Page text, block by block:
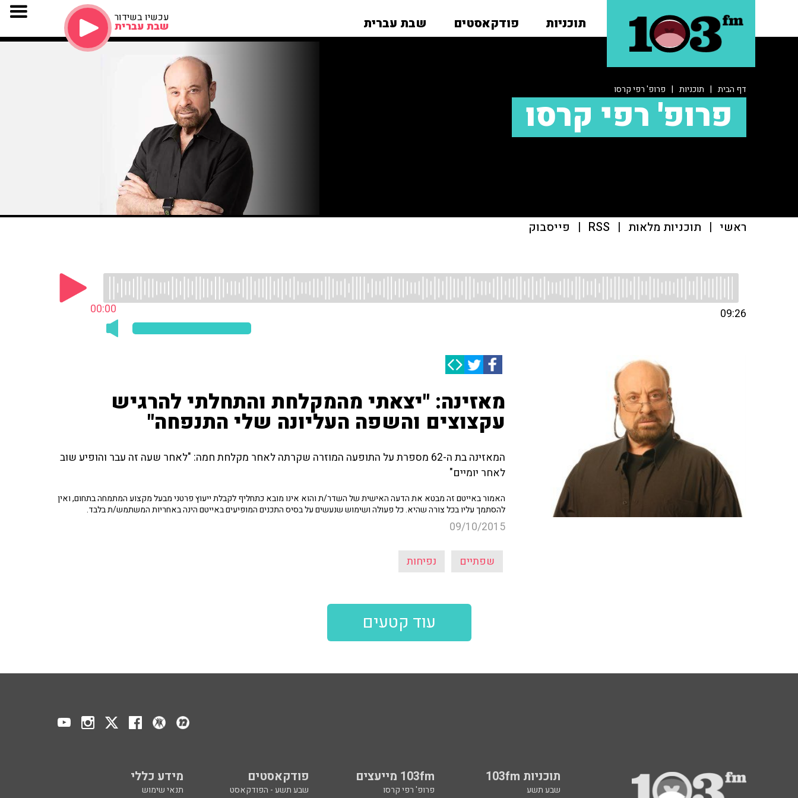
תוכניות פודקאסטים שבת עברית עכשיו בשידור
שבת עברית
דף הבית | תוכניות | פרופ' רפי קרסו
פרופ' רפי קרסו
ראשי | תוכניות מלאות |
RSS
| פייסבוק
00:00 09:26
מאזינה: "יצאתי מהמקלחת והתחלתי להרגיש
עקצוצים והשפה העליונה שלי התנפחה"
המאזינה בת ה-62 מספרת על התופעה המוזרה שקרתה לאחר מקלחת חמה: "לאחר שעה זה עבר והופיע שוב
לאחר יומיים"
האמור באייטם זה מבטא את הדעה האישית של השדר/ת והוא אינו מובא כתחליף לקבלת ייעוץ פרטני מבעל מקצוע המתמחה בתחום, ואין
להסתמך עליו בכל צורה שהיא. כל פעולה ושימוש שנעשים על בסיס התכנים המופיעים באייטם הינה באחריות המשתמש/ת בלבד.
09/10/2015
שפתיים נפיחות
עוד קטעים
תוכניות 103fm 103fm מייעצים פודקאסטים מידע כללי
שבע תשע פרופ' רפי קרסו שבע תשע - הפודקאסט
תנאי שימוש